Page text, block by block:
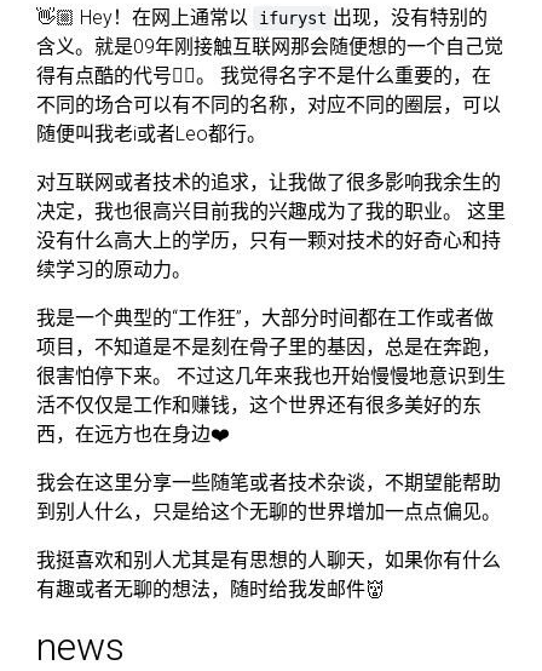
👋🏼 Hey！在网上通常以 ifuryst 出现，没有特别的
含义。就是09年刚接触互联网那会随便想的一个自己觉
得有点酷的代号😶‍🌫️。 我觉得名字不是什么重要的，在
不同的场合可以有不同的名称，对应不同的圈层，可以
随便叫我老i或者Leo都行。
对互联网或者技术的追求，让我做了很多影响我余生的
决定，我也很高兴目前我的兴趣成为了我的职业。 这里
没有什么高大上的学历，只有一颗对技术的好奇心和持
续学习的原动力。
我是一个典型的“工作狂”，大部分时间都在工作或者做
项目，不知道是不是刻在骨子里的基因，总是在奔跑，
很害怕停下来。 不过这几年来我也开始慢慢地意识到生
活不仅仅是工作和赚钱，这个世界还有很多美好的东
西，在远方也在身边❤️
我会在这里分享一些随笔或者技术杂谈，不期望能帮助
到别人什么，只是给这个无聊的世界增加一点点偏见。
我挺喜欢和别人尤其是有思想的人聊天，如果你有什么
有趣或者无聊的想法，随时给我发邮件👹
news